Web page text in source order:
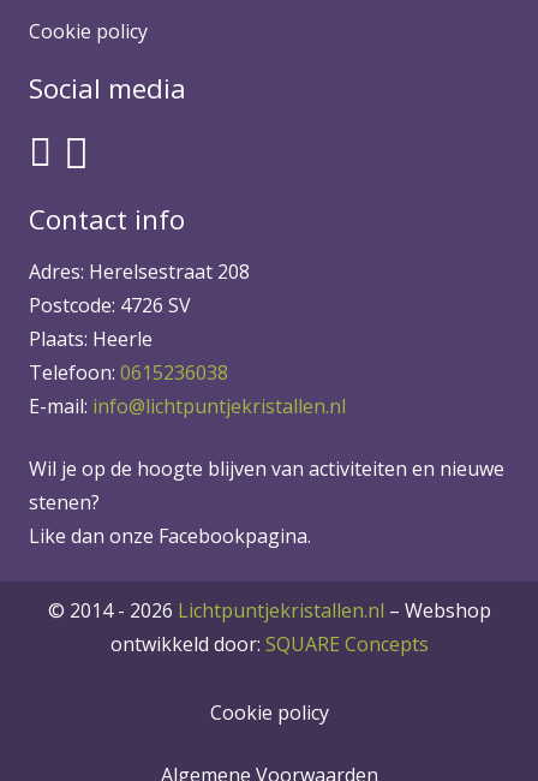
Cookie policy
Social media
Contact info
Adres: Herelsestraat 208
Postcode: 4726 SV
Plaats: Heerle
Telefoon: 0615236038
E-mail: info@lichtpuntjekristallen.nl
Wil je op de hoogte blijven van activiteiten en nieuwe
stenen?
Like dan onze Facebookpagina.
© 2014 - 2026 Lichtpuntjekristallen.nl – Webshop
ontwikkeld door: SQUARE Concepts
Cookie policy
Algemene Voorwaarden